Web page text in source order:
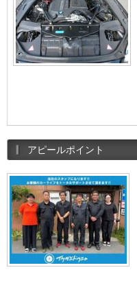
アピールポイント